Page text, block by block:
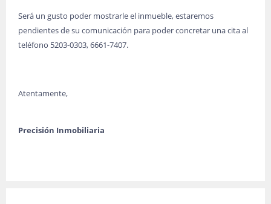
Será un gusto poder mostrarle el inmueble, estaremos
pendientes de su comunicación para poder concretar una cita al
teléfono 5203-0303, 6661-7407.
Atentamente,
Precisión Inmobiliaria